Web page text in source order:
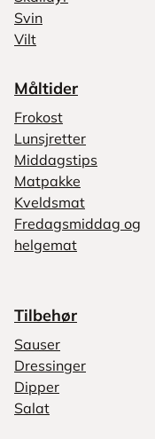
Svin
Vilt
Måltider
Frokost
Lunsjretter
Middagstips
Matpakke
Kveldsmat
Fredagsmiddag og
helgemat
Tilbehør
Sauser
Dressinger
Dipper
Salat